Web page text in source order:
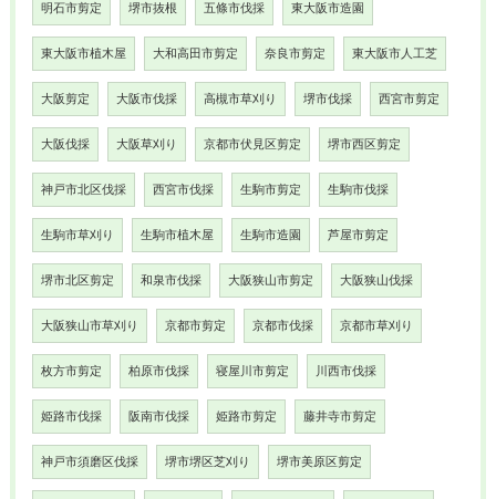
明石市剪定 堺市抜根 五條市伐採 東大阪市造園
東大阪市植木屋 大和高田市剪定 奈良市剪定 東大阪市人工芝
大阪剪定 大阪市伐採 高槻市草刈り 堺市伐採 西宮市剪定
大阪伐採 大阪草刈り 京都市伏見区剪定 堺市西区剪定
神戸市北区伐採 西宮市伐採 生駒市剪定 生駒市伐採
生駒市草刈り 生駒市植木屋 生駒市造園 芦屋市剪定
堺市北区剪定 和泉市伐採 大阪狭山市剪定 大阪狭山伐採
大阪狭山市草刈り 京都市剪定 京都市伐採 京都市草刈り
枚方市剪定 柏原市伐採 寝屋川市剪定 川西市伐採
姫路市伐採 阪南市伐採 姫路市剪定 藤井寺市剪定
神戸市須磨区伐採 堺市堺区芝刈り 堺市美原区剪定